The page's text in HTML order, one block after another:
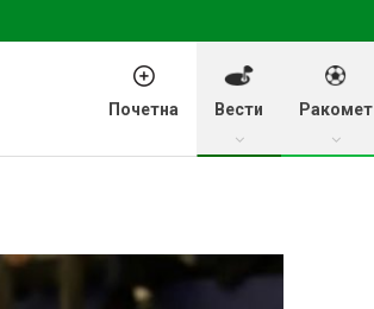
Почетна Вести Ракомет